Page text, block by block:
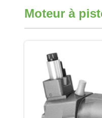
Moteur à